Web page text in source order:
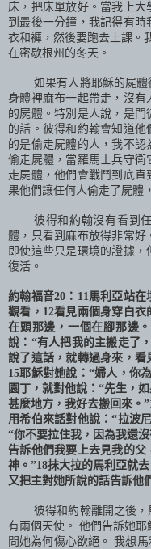
床，把床單放好。當我上
到最後一分鐘，我記得有
衣和褲，然後要跑去上課。
在密歇根州的冬天。
如果有人將耶穌的屍
身體裡麻布一起帶走，沒
的屍體。特別是人說，是
的話。彼得和約翰會知道
的是偷走屍體的人，我不
偷走屍體，當羅馬士兵守
走屍體，他們會戰鬥到底
果他們讓任何人偷走了屍體
彼得和約翰沒有看到
體，只看到麻布放得非常好
即使這些只是環境的證據
復活。
約翰福音20 ： 11馬利亞站在
觀看， 12看見兩個身穿白衣
在頭那邊，一個在腳那邊。
說：“有人把我的主搬走了
說了這話，就轉過身來，看
15耶穌對她說：“婦人，你
園丁，就對他說：“先生，
甚麼地方，我好去搬回來。”
用希伯來話對他說：“拉波
“你不要拉住我，因為我還
告訴他們我要上去見我的
神。”18抹大拉的馬利亞就
又把主對她所說的話告訴他
彼得和約翰離開之後
有兩個天使。 他們告訴她
問她為何傷心欲絕。 我想